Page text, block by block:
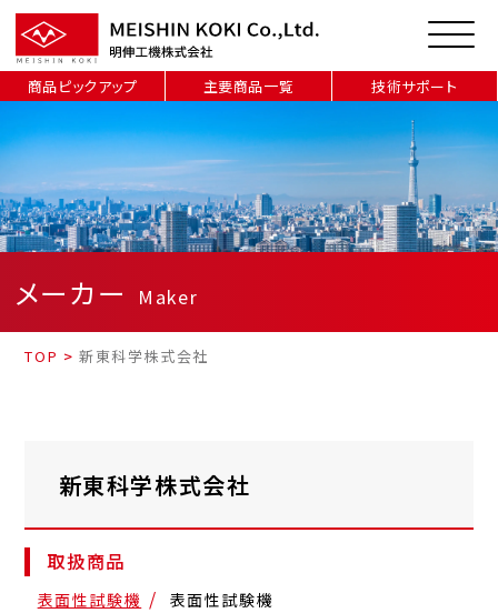
商品ピックアップ 主要商品一覧 技術サポート
メーカー Maker
TOP >新東科学株式会社
新東科学株式会社
取扱商品
表面性試験機 表面性試験機